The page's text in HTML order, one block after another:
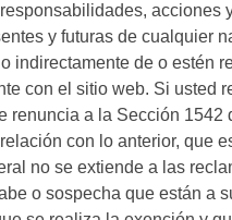
acciones
y futuras de cualquier
indirectamente de o estén
con el sitio web. Si usted
renuncia a la Sección 1542
con lo anterior, que
no se extiende a las
o sospecha que están a